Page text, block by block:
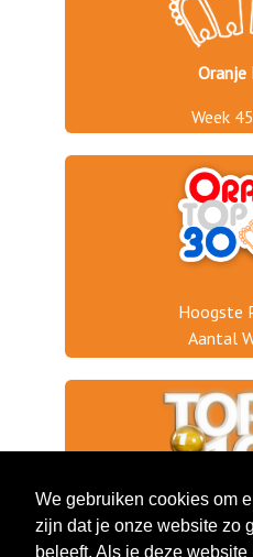
Oranje
Week
Hoogste
Aantal
Jaargang
We gebruiken cookies om
zijn dat je onze website zo
beleeft. Als je deze